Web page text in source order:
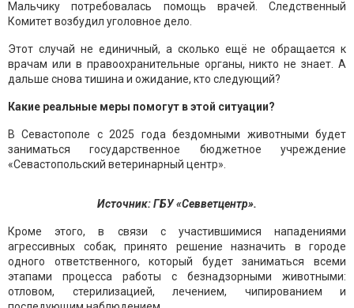
Мальчику потребовалась помощь врачей. Следственный
Комитет возбудил уголовное дело.
Этот случай не единичный, а сколько ещё не обращается к
врачам или в правоохранительные органы, никто не знает. А
дальше снова тишина и ожидание, кто следующий?
Какие реальные меры помогут в этой ситуации?
В Севастополе с 2025 года бездомными животными будет
заниматься государственное бюджетное учреждение
«Севастопольский ветеринарный центр».
Источник: ГБУ «Севветцентр».
Кроме этого, в связи с участившимися нападениями
агрессивных собак, принято решение назначить в городе
одного ответственного, который будет заниматься всеми
этапами процесса работы с безнадзорными животными:
отловом, стерилизацией, лечением, чипированием и